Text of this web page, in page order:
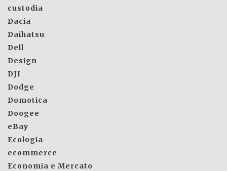
custodia
Dacia
Daihatsu
Dell
Design
DJI
Dodge
Domotica
Doogee
eBay
Ecologia
ecommerce
Economia e Mercato